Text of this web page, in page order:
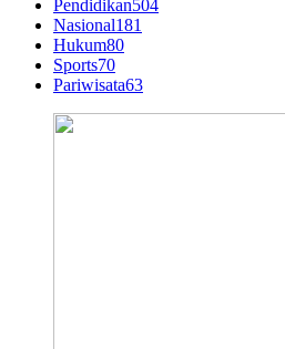
Pendidikan504
Nasional181
Hukum80
Sports70
Pariwisata63